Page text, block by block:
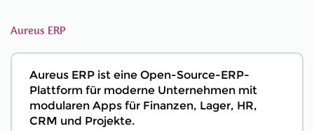
Aureus ERP
Aureus ERP ist eine Open-Source-ERP-
Plattform für moderne Unternehmen mit
modularen Apps für Finanzen, Lager, HR,
CRM und Projekte.